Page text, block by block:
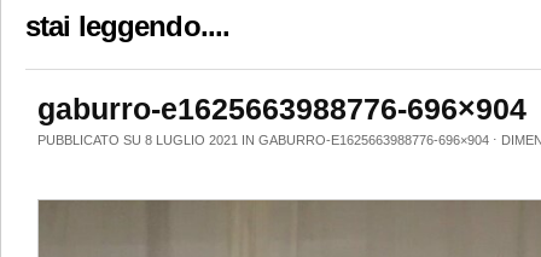
stai leggendo....
gaburro-e1625663988776-696×904
PUBBLICATO SU 8 LUGLIO 2021 IN GABURRO-E1625663988776-696×904 ⋅